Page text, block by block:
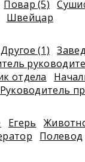
Повар (5)
Швейцар
Другое (1)
отдела
Руководитель
Егерь
Полевод